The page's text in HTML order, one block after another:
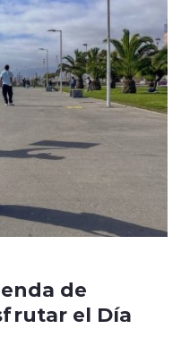
de
el Día